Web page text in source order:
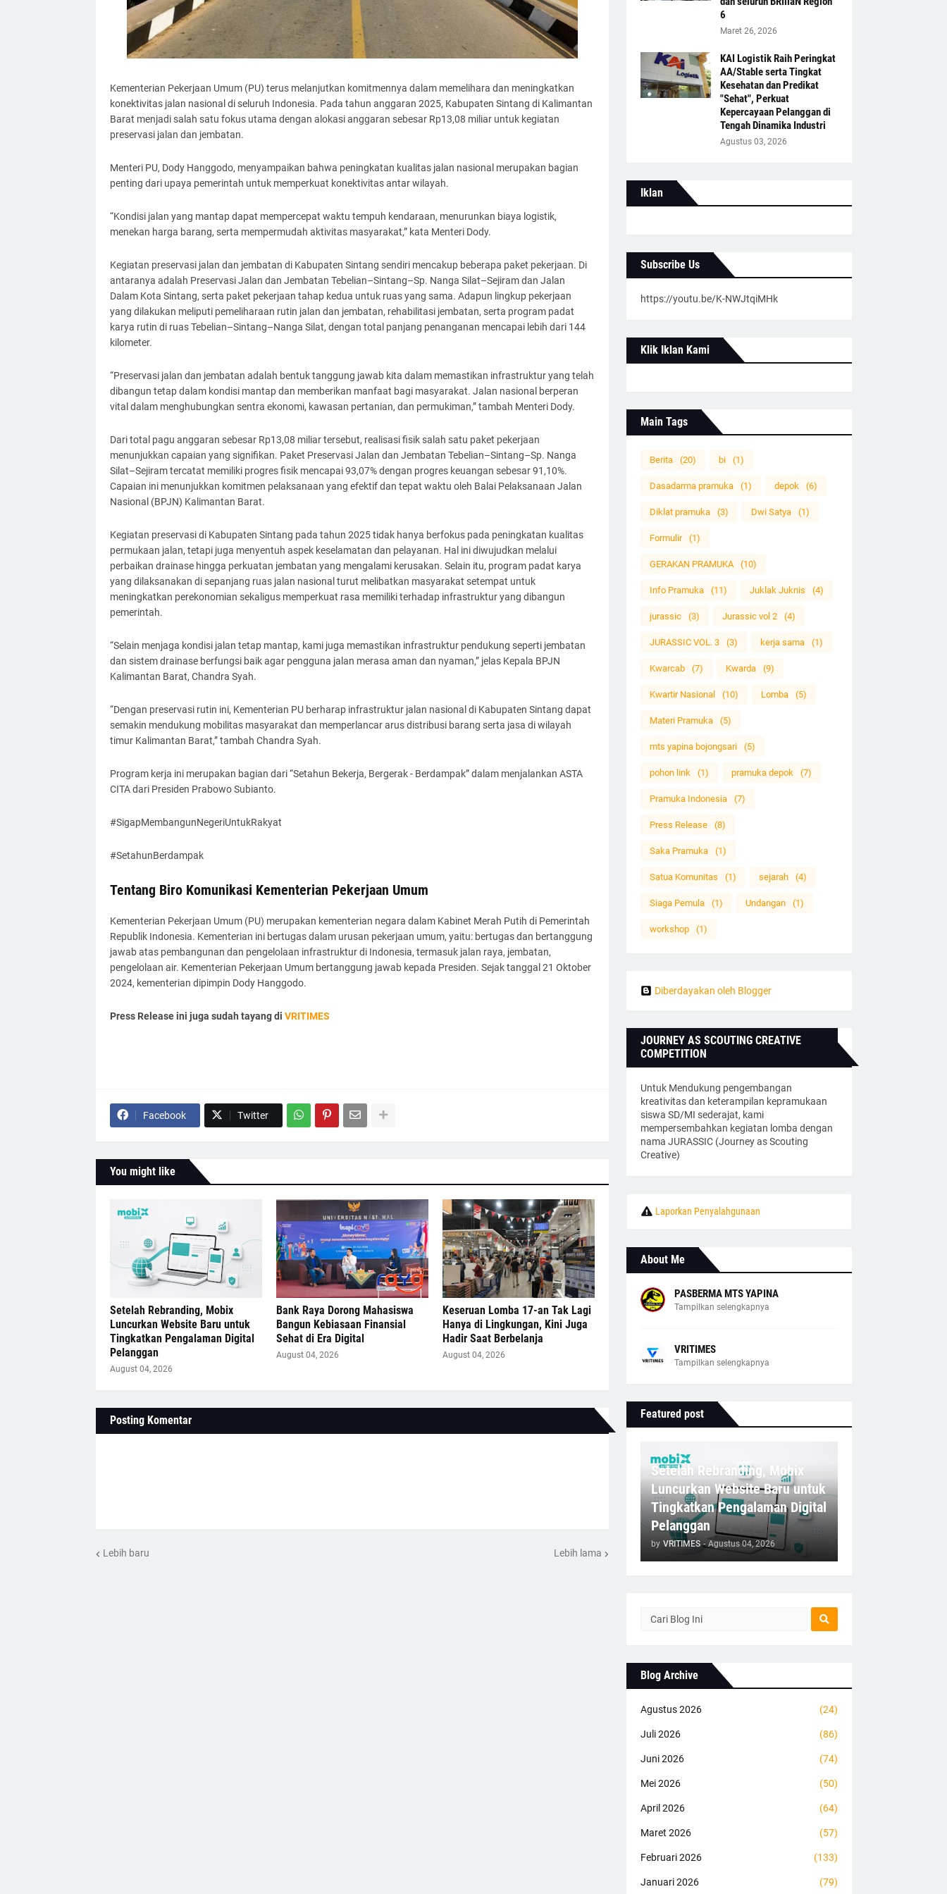
Kementerian Pekerjaan Umum (PU) terus melanjutkan komitmennya dalam memelihara dan meningkatkan
konektivitas jalan nasional di seluruh Indonesia. Pada tahun anggaran 2025, Kabupaten Sintang di Kalimantan
Barat menjadi salah satu fokus utama dengan alokasi anggaran sebesar Rp13,08 miliar untuk kegiatan
preservasi jalan dan jembatan.
Menteri PU, Dody Hanggodo, menyampaikan bahwa peningkatan kualitas jalan nasional merupakan bagian
penting dari upaya pemerintah untuk memperkuat konektivitas antar wilayah.
“Kondisi jalan yang mantap dapat mempercepat waktu tempuh kendaraan, menurunkan biaya logistik,
menekan harga barang, serta mempermudah aktivitas masyarakat,” kata Menteri Dody.
Kegiatan preservasi jalan dan jembatan di Kabupaten Sintang sendiri mencakup beberapa paket pekerjaan. Di
antaranya adalah Preservasi Jalan dan Jembatan Tebelian–Sintang–Sp. Nanga Silat–Sejiram dan Jalan
Dalam Kota Sintang, serta paket pekerjaan tahap kedua untuk ruas yang sama. Adapun lingkup pekerjaan
yang dilakukan meliputi pemeliharaan rutin jalan dan jembatan, rehabilitasi jembatan, serta program padat
karya rutin di ruas Tebelian–Sintang–Nanga Silat, dengan total panjang penanganan mencapai lebih dari 144
kilometer.
“Preservasi jalan dan jembatan adalah bentuk tanggung jawab kita dalam memastikan infrastruktur yang telah
dibangun tetap dalam kondisi mantap dan memberikan manfaat bagi masyarakat. Jalan nasional berperan
vital dalam menghubungkan sentra ekonomi, kawasan pertanian, dan permukiman,” tambah Menteri Dody.
Dari total pagu anggaran sebesar Rp13,08 miliar tersebut, realisasi fisik salah satu paket pekerjaan
menunjukkan capaian yang signifikan. Paket Preservasi Jalan dan Jembatan Tebelian–Sintang–Sp. Nanga
Silat–Sejiram tercatat memiliki progres fisik mencapai 93,07% dengan progres keuangan sebesar 91,10%.
Capaian ini menunjukkan komitmen pelaksanaan yang efektif dan tepat waktu oleh Balai Pelaksanaan Jalan
Nasional (BPJN) Kalimantan Barat.
Kegiatan preservasi di Kabupaten Sintang pada tahun 2025 tidak hanya berfokus pada peningkatan kualitas
permukaan jalan, tetapi juga menyentuh aspek keselamatan dan pelayanan. Hal ini diwujudkan melalui
perbaikan drainase hingga perkuatan jembatan yang mengalami kerusakan. Selain itu, program padat karya
yang dilaksanakan di sepanjang ruas jalan nasional turut melibatkan masyarakat setempat untuk
meningkatkan perekonomian sekaligus memperkuat rasa memiliki terhadap infrastruktur yang dibangun
pemerintah.
“Selain menjaga kondisi jalan tetap mantap, kami juga memastikan infrastruktur pendukung seperti jembatan
dan sistem drainase berfungsi baik agar pengguna jalan merasa aman dan nyaman,” jelas Kepala BPJN
Kalimantan Barat, Chandra Syah.
“Dengan preservasi rutin ini, Kementerian PU berharap infrastruktur jalan nasional di Kabupaten Sintang dapat
semakin mendukung mobilitas masyarakat dan memperlancar arus distribusi barang serta jasa di wilayah
timur Kalimantan Barat,” tambah Chandra Syah.
Program kerja ini merupakan bagian dari “Setahun Bekerja, Bergerak - Berdampak” dalam menjalankan ASTA
CITA dari Presiden Prabowo Subianto.
#SigapMembangunNegeriUntukRakyat
#SetahunBerdampak
Tentang Biro Komunikasi Kementerian Pekerjaan Umum
Kementerian Pekerjaan Umum (PU) merupakan kementerian negara dalam Kabinet Merah Putih di Pemerintah
Republik Indonesia. Kementerian ini bertugas dalam urusan pekerjaan umum, yaitu: bertugas dan bertanggung
jawab atas pembangunan dan pengelolaan infrastruktur di Indonesia, termasuk jalan raya, jembatan,
pengelolaan air. Kementerian Pekerjaan Umum bertanggung jawab kepada Presiden. Sejak tanggal 21 Oktober
2024, kementerian dipimpin Dody Hanggodo.
Press Release ini juga sudah tayang di VRITIMES
Facebook Twitter
You might like
Setelah Rebranding, Mobix
Luncurkan Website Baru untuk
Tingkatkan Pengalaman Digital
Pelanggan
August 04, 2026
Bank Raya Dorong Mahasiswa
Bangun Kebiasaan Finansial
Sehat di Era Digital
August 04, 2026
Keseruan Lomba 17-an Tak Lagi
Hanya di Lingkungan, Kini Juga
Hadir Saat Berbelanja
August 04, 2026
Posting Komentar
Lebih baru Lebih lama
6
Maret 26, 2026
KAI Logistik Raih Peringkat
AA/Stable serta Tingkat
Kesehatan dan Predikat
"Sehat", Perkuat
Kepercayaan Pelanggan di
Tengah Dinamika Industri
Agustus 03, 2026
Iklan
Subscribe Us
https://youtu.be/K-NWJtqiMHk
Klik Iklan Kami
Main Tags
Berita (20) bi (1)
Dasadarma pramuka (1) depok (6)
Diklat pramuka (3) Dwi Satya (1)
Formulir (1)
GERAKAN PRAMUKA (10)
Info Pramuka (11) Juklak Juknis (4)
jurassic (3) Jurassic vol 2 (4)
JURASSIC VOL. 3 (3) kerja sama (1)
Kwarcab (7) Kwarda (9)
Kwartir Nasional (10) Lomba (5)
Materi Pramuka (5)
mts yapina bojongsari (5)
pohon link (1) pramuka depok (7)
Pramuka Indonesia (7)
Press Release (8)
Saka Pramuka (1)
Satua Komunitas (1) sejarah (4)
Siaga Pemula (1) Undangan (1)
workshop (1)
Diberdayakan oleh Blogger
JOURNEY AS SCOUTING CREATIVE
COMPETITION
Untuk Mendukung pengembangan
kreativitas dan keterampilan kepramukaan
siswa SD/MI sederajat, kami
mempersembahkan kegiatan lomba dengan
nama JURASSIC (Journey as Scouting
Creative)
Laporkan Penyalahgunaan
About Me
PASBERMA MTS YAPINA
Tampilkan selengkapnya
VRITIMES
Tampilkan selengkapnya
Featured post
Setelah Rebranding, Mobix
Luncurkan Website Baru untuk
Tingkatkan Pengalaman Digital
Pelanggan
by VRITIMES - Agustus 04, 2026
Blog Archive
Agustus 2026 (24)
Juli 2026 (86)
Juni 2026 (74)
Mei 2026 (50)
April 2026 (64)
Maret 2026 (57)
Februari 2026 (133)
Januari 2026 (79)